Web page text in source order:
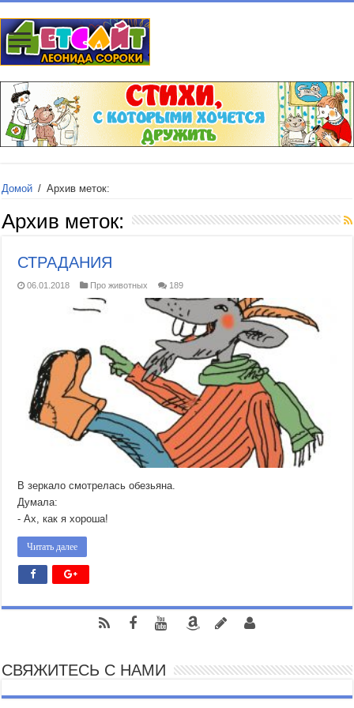
Домой / Архив меток:
Архив меток:
СТРАДАНИЯ
06.01.2018 Про животных 189
В зеркало смотрелась обезьяна.
Думала:
- Ах, как я хороша!
Читать далее
СВЯЖИТЕСЬ С НАМИ